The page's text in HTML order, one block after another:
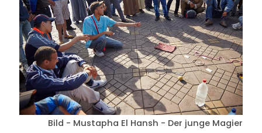
Bild - Mustapha El Hansh - Der junge Magier